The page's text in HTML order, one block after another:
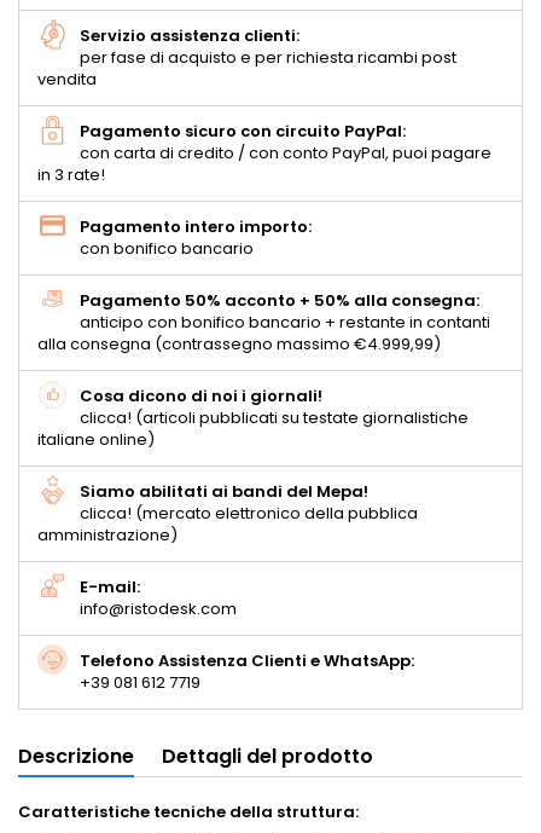
Servizio assistenza clienti:
per fase di acquisto e per richiesta ricambi post
vendita
Pagamento sicuro con circuito PayPal:
con carta di credito / con conto PayPal, puoi pagare
in 3 rate!
Pagamento intero importo:
con bonifico bancario
Pagamento 50% acconto + 50% alla consegna:
anticipo con bonifico bancario + restante in contanti
alla consegna (contrassegno massimo €4.999,99)
Cosa dicono di noi i giornali!
clicca! (articoli pubblicati su testate giornalistiche
italiane online)
Siamo abilitati ai bandi del Mepa!
clicca! (mercato elettronico della pubblica
amministrazione)
E-mail:
info@ristodesk.com
Telefono Assistenza Clienti e WhatsApp:
+39 081 612 7719
Descrizione Dettagli del prodotto
Caratteristiche tecniche della struttura: